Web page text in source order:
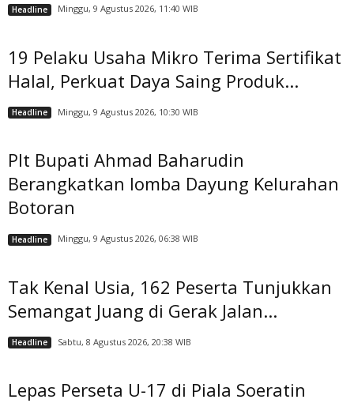
Headline Minggu, 9 Agustus 2026, 11:40 WIB
19 Pelaku Usaha Mikro Terima Sertifikat
Halal, Perkuat Daya Saing Produk...
Headline Minggu, 9 Agustus 2026, 10:30 WIB
Plt Bupati Ahmad Baharudin
Berangkatkan lomba Dayung Kelurahan
Botoran
Headline Minggu, 9 Agustus 2026, 06:38 WIB
Tak Kenal Usia, 162 Peserta Tunjukkan
Semangat Juang di Gerak Jalan...
Headline Sabtu, 8 Agustus 2026, 20:38 WIB
Lepas Perseta U-17 di Piala Soeratin